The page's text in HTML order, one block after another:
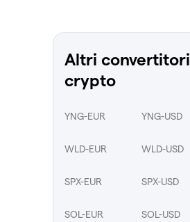
Altri convertitori
crypto
YNG-EUR YNG-USD
WLD-EUR WLD-USD
SPX-EUR SPX-USD
SOL-EUR SOL-USD